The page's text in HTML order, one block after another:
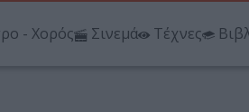
- Χορός Σινεμά Τέχνες